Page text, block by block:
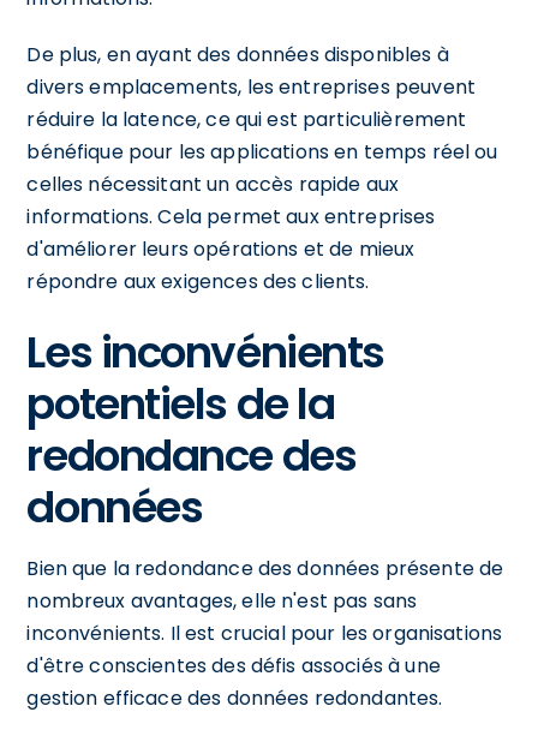
De plus, en ayant des données disponibles à
divers emplacements, les entreprises peuvent
réduire la latence, ce qui est particulièrement
bénéfique pour les applications en temps réel ou
celles nécessitant un accès rapide aux
informations. Cela permet aux entreprises
d'améliorer leurs opérations et de mieux
répondre aux exigences des clients.
Les inconvénients
potentiels de la
redondance des
données
Bien que la redondance des données présente de
nombreux avantages, elle n'est pas sans
inconvénients. Il est crucial pour les organisations
d'être conscientes des défis associés à une
gestion efficace des données redondantes.